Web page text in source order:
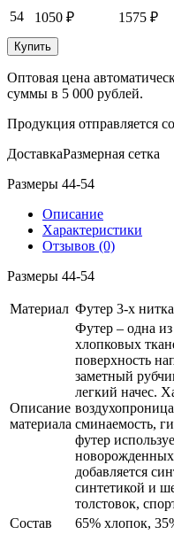
54
1050 ₽ 1575 ₽
Купить
Оптовая цена
суммы в 5 000 рублей.
Продукция отправляется
ДоставкаРазмерная сетка
Размеры 44-54
Описание
Характеристики
Отзывов (0)
Размеры 44-54
Материал Футер 3-х
Описание
материала
Футер – одна
хлопковых
поверхность
заметный
легкий начес.
сминаемость,
футер
добавляется
синтетикой и
толстовок,
Состав
65% хлопок,